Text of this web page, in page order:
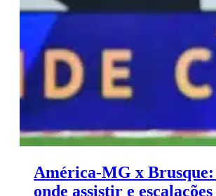
América-MG x Brusque:
onde assistir e escalações